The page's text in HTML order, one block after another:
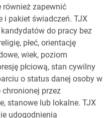
zapewnić
i pakiet świadczeń. TJX
do pracy bez
płeć, orientację
wiek, poziom
płciową, stan cywilny
o status danej osoby w
przez
stanowe lub lokalne. TJX
udogodnienia